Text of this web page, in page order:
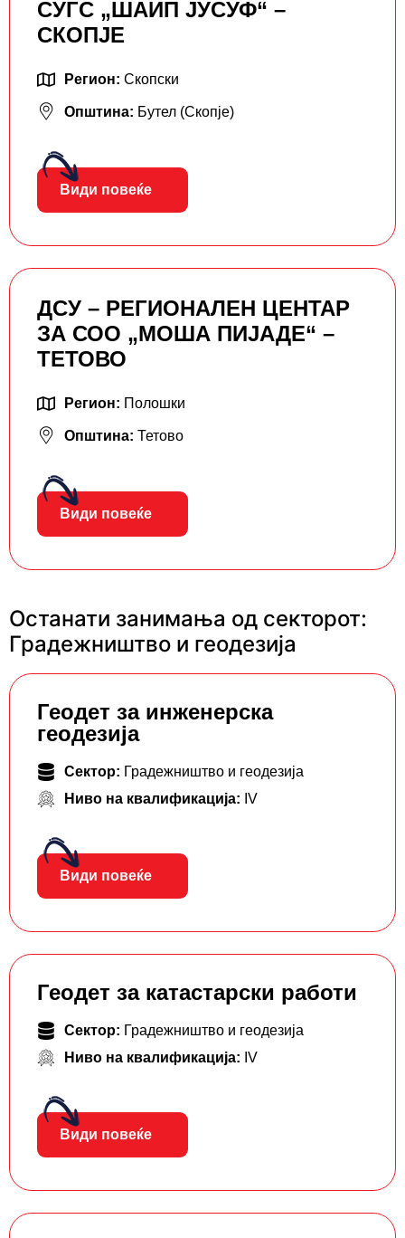
СУГС „ШАИП ЈУСУФ“ –
СКОПЈЕ
Регион: Скопски
Општина: Бутел (Скопје)
Види повеќе
ДСУ – РЕГИОНАЛЕН ЦЕНТАР
ЗА СОО „МОША ПИЈАДЕ“ –
ТЕТОВО
Регион: Полошки
Општина: Тетово
Види повеќе
Останати занимања од секторот:
Градежништво и геодезија
Геодет за инженерска
геодезија
Сектор: Градежништво и геодезија
Ниво на квалификација: IV
Види повеќе
Геодет за катастарски работи
Сектор: Градежништво и геодезија
Ниво на квалификација: IV
Види повеќе